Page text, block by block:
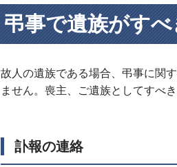
弔事で遺族がす
故人の遺族である場合、弔事に関
ません。喪主、ご遺族としてすべ
訃報の連絡